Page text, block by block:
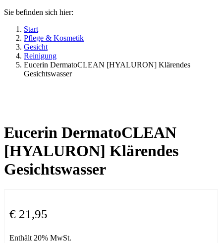
Sie befinden sich hier:
Start
Pflege & Kosmetik
Gesicht
Reinigung
Eucerin DermatoCLEAN [HYALURON] Klärendes
Gesichtswasser
Eucerin DermatoCLEAN
[HYALURON] Klärendes
Gesichtswasser
€ 21,95
Enthält 20% MwSt.